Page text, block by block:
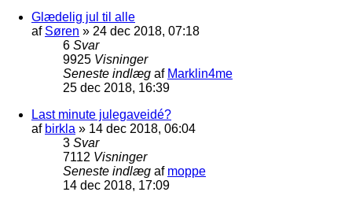
Glædelig jul til alle
af Søren » 24 dec 2018, 07:18
6 Svar
9925 Visninger
Seneste indlæg af Marklin4me
25 dec 2018, 16:39
Last minute julegaveidé?
af birkla » 14 dec 2018, 06:04
3 Svar
7112 Visninger
Seneste indlæg af moppe
14 dec 2018, 17:09